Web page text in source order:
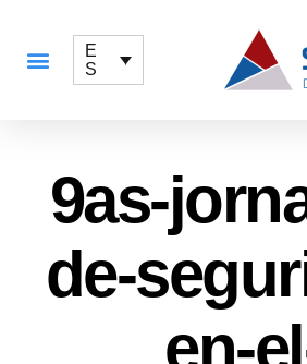
E
S
9as-
de-
en-